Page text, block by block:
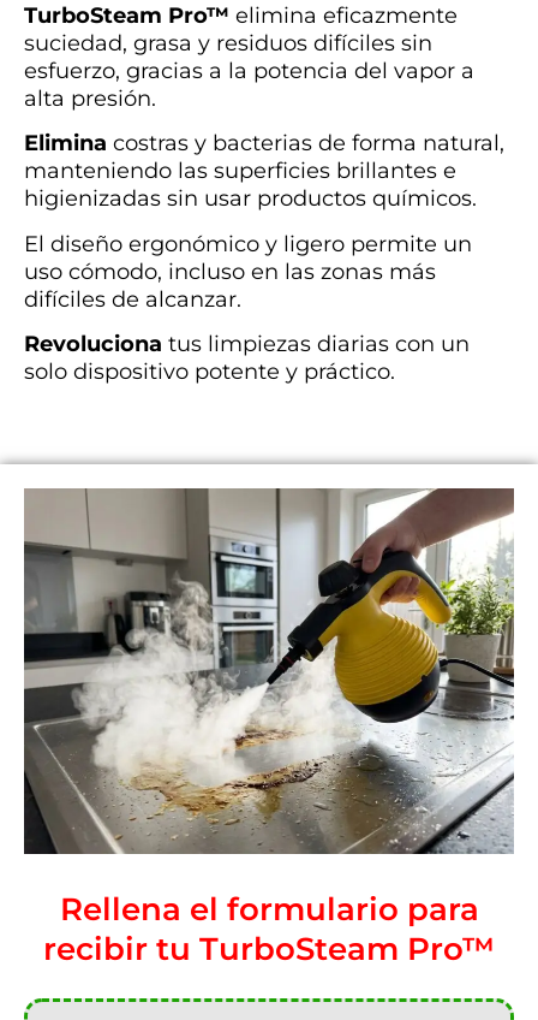
TurboSteam Pro™ elimina eficazmente
suciedad, grasa y residuos difíciles sin
esfuerzo, gracias a la potencia del vapor a
alta presión.
Elimina costras y bacterias de forma natural,
manteniendo las superficies brillantes e
higienizadas sin usar productos químicos.
El diseño ergonómico y ligero permite un
uso cómodo, incluso en las zonas más
difíciles de alcanzar.
Revoluciona tus limpiezas diarias con un
solo dispositivo potente y práctico.
Rellena el formulario para
recibir tu TurboSteam Pro™